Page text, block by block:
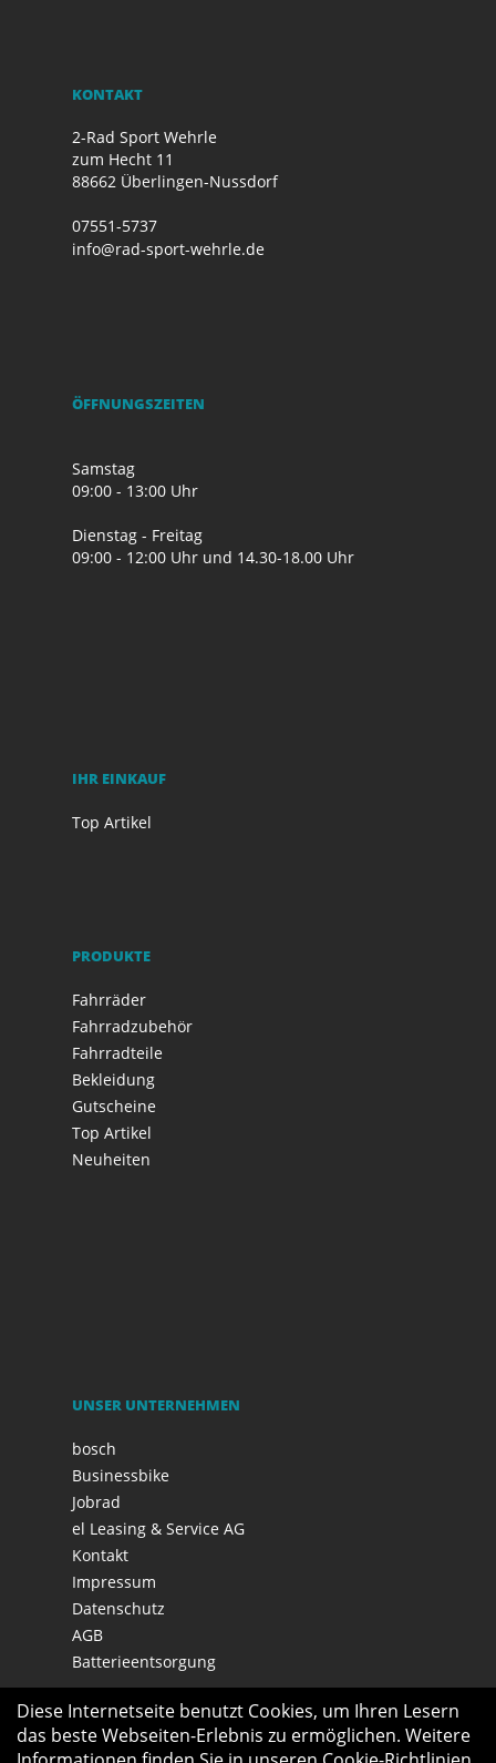
KONTAKT
2-Rad Sport Wehrle
zum Hecht 11
88662 Überlingen-Nussdorf
07551-5737
info@rad-sport-wehrle.de
ÖFFNUNGSZEITEN
Samstag
09:00 - 13:00 Uhr
Dienstag - Freitag
09:00 - 12:00 Uhr und 14.30-18.00 Uhr
IHR EINKAUF
Top Artikel
PRODUKTE
Fahrräder
Fahrradzubehör
Fahrradteile
Bekleidung
Gutscheine
Top Artikel
Neuheiten
UNSER UNTERNEHMEN
bosch
Businessbike
Jobrad
el Leasing & Service AG
Kontakt
Impressum
Datenschutz
AGB
Batterieentsorgung
Diese Internetseite benutzt Cookies, um Ihren Lesern
das beste Webseiten-Erlebnis zu ermöglichen. Weitere